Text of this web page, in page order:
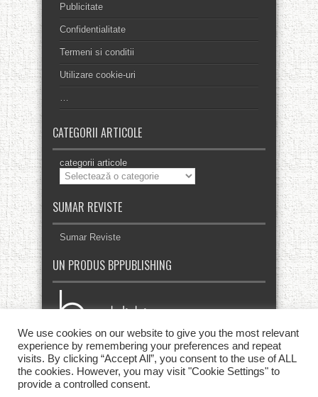
Publicitate
Confidentialitate
Termeni si conditii
Utilizare cookie-uri
…
CATEGORII ARTICOLE
categorii articole
SUMAR REVISTE
Sumar Reviste
UN PRODUS BPPUBLISHING
We use cookies on our website to give you the most relevant
experience by remembering your preferences and repeat
visits. By clicking “Accept All”, you consent to the use of ALL
the cookies. However, you may visit "Cookie Settings" to
provide a controlled consent.